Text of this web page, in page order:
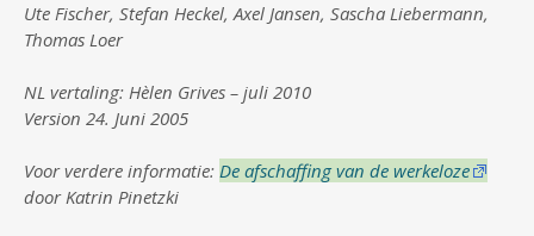
Ute Fischer, Stefan Heckel, Axel Jansen, Sascha Liebermann,
Thomas Loer
NL vertaling: Hèlen Grives – juli 2010
Version 24. Juni 2005
Voor verdere informatie: De afschaffing van de werkeloze
door Katrin Pinetzki